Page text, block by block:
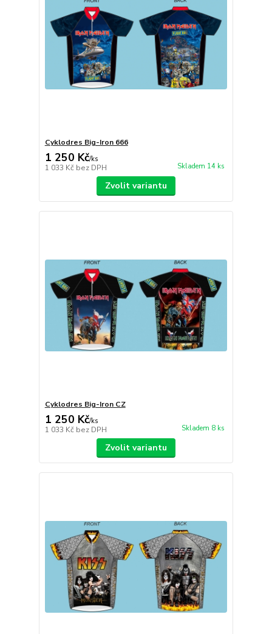
Cyklodres Big-Iron 666
1 250 Kč/ks
1 033 Kč bez DPH Skladem 14 ks
Zvolit variantu
Cyklodres Big-Iron CZ
1 250 Kč/ks
1 033 Kč bez DPH Skladem 8 ks
Zvolit variantu